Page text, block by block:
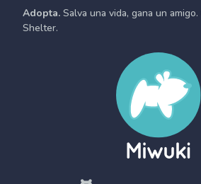
Adopta. Salva una vida, gana un
Shelter.